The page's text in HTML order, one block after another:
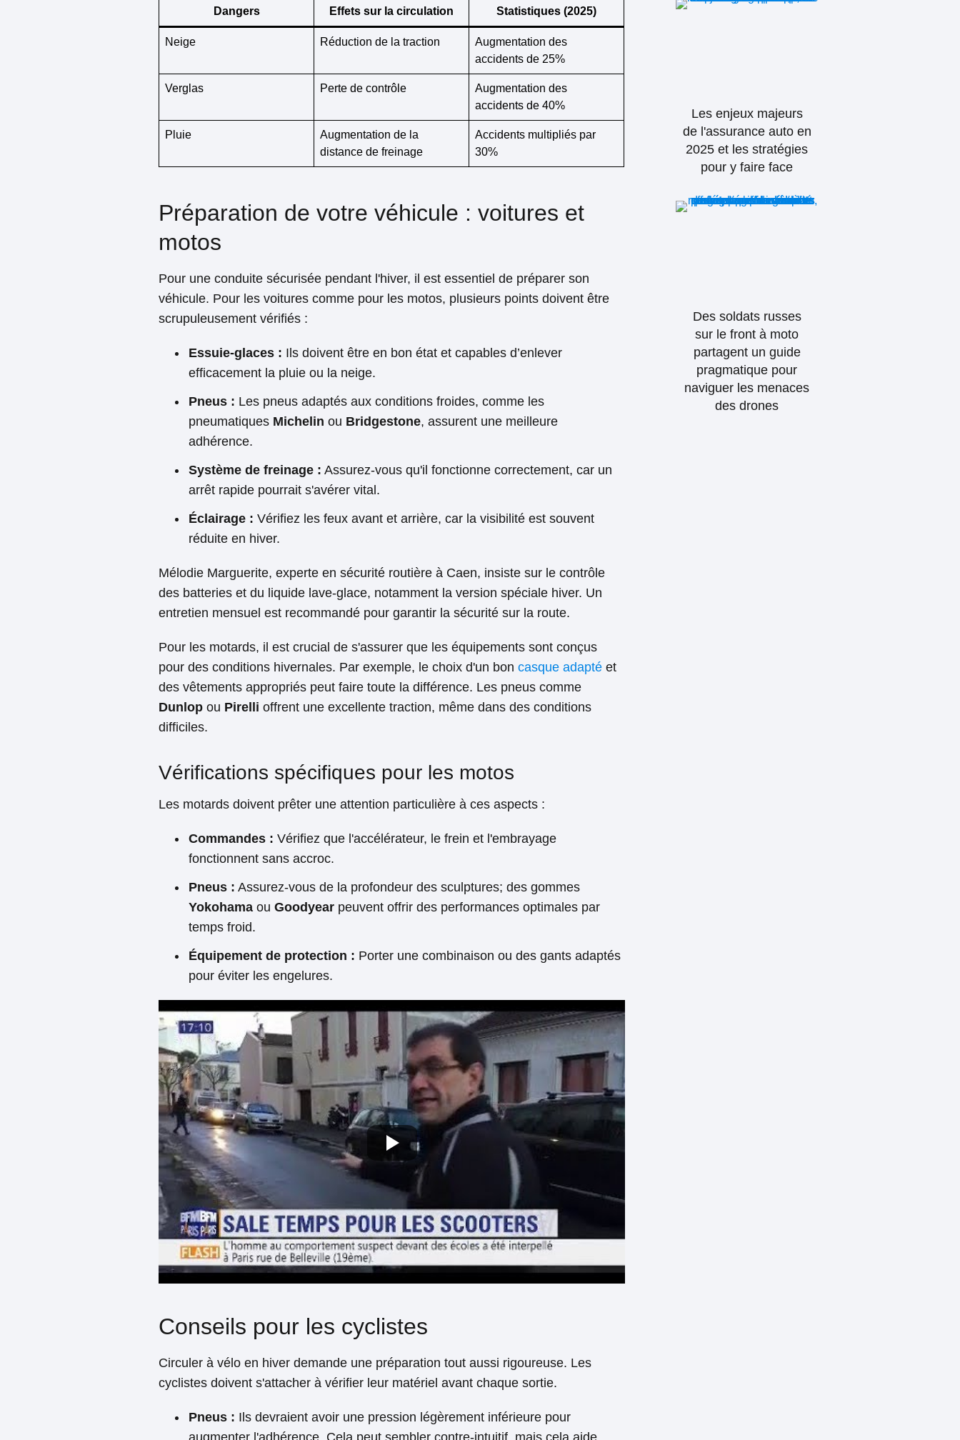
Dangers Effets sur la circulation Statistiques (2025)
Neige Réduction de la traction
Augmentation des
accidents de 25%
Verglas Perte de contrôle
Augmentation des
accidents de 40%
Pluie
Augmentation de la
distance de freinage
Accidents multipliés par
30%
Préparation de votre véhicule : voitures et
motos
Pour une conduite sécurisée pendant l'hiver, il est essentiel de préparer son
véhicule. Pour les voitures comme pour les motos, plusieurs points doivent être
scrupuleusement vérifiés :
Essuie-glaces : Ils doivent être en bon état et capables d’enlever
efficacement la pluie ou la neige.
Pneus : Les pneus adaptés aux conditions froides, comme les
pneumatiques Michelin ou Bridgestone, assurent une meilleure
adhérence.
Système de freinage : Assurez-vous qu'il fonctionne correctement, car un
arrêt rapide pourrait s'avérer vital.
Éclairage : Vérifiez les feux avant et arrière, car la visibilité est souvent
réduite en hiver.
Mélodie Marguerite, experte en sécurité routière à Caen, insiste sur le contrôle
des batteries et du liquide lave-glace, notamment la version spéciale hiver. Un
entretien mensuel est recommandé pour garantir la sécurité sur la route.
Pour les motards, il est crucial de s'assurer que les équipements sont conçus
pour des conditions hivernales. Par exemple, le choix d'un bon casque adapté et
des vêtements appropriés peut faire toute la différence. Les pneus comme
Dunlop ou Pirelli offrent une excellente traction, même dans des conditions
difficiles.
Vérifications spécifiques pour les motos
Les motards doivent prêter une attention particulière à ces aspects :
Commandes : Vérifiez que l'accélérateur, le frein et l'embrayage
fonctionnent sans accroc.
Pneus : Assurez-vous de la profondeur des sculptures; des gommes
Yokohama ou Goodyear peuvent offrir des performances optimales par
temps froid.
Équipement de protection : Porter une combinaison ou des gants adaptés
pour éviter les engelures.
Conseils pour les cyclistes
Circuler à vélo en hiver demande une préparation tout aussi rigoureuse. Les
cyclistes doivent s'attacher à vérifier leur matériel avant chaque sortie.
Pneus : Ils devraient avoir une pression légèrement inférieure pour
Les enjeux majeurs
de l'assurance auto en
2025 et les stratégies
pour y faire face
Des soldats russes
sur le front à moto
partagent un guide
pragmatique pour
naviguer les menaces
des drones